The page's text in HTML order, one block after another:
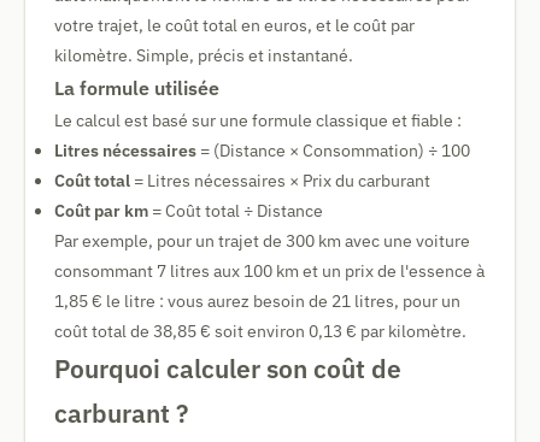
votre trajet, le coût total en euros, et le coût par
kilomètre. Simple, précis et instantané.
La formule utilisée
Le calcul est basé sur une formule classique et fiable :
Litres nécessaires = (Distance × Consommation) ÷ 100
Coût total = Litres nécessaires × Prix du carburant
Coût par km = Coût total ÷ Distance
Par exemple, pour un trajet de 300 km avec une voiture
consommant 7 litres aux 100 km et un prix de l'essence à
1,85 € le litre : vous aurez besoin de 21 litres, pour un
coût total de 38,85 € soit environ 0,13 € par kilomètre.
Pourquoi calculer son coût de
carburant ?